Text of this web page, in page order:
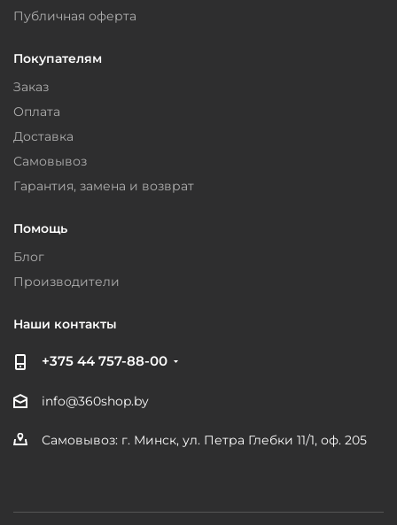
Публичная оферта
Покупателям
Заказ
Оплата
Доставка
Самовывоз
Гарантия, замена и возврат
Помощь
Блог
Производители
Наши контакты
+375 44 757-88-00
info@360shop.by
Самовывоз: г. Минск, ул. Петра Глебки 11/1, оф. 205